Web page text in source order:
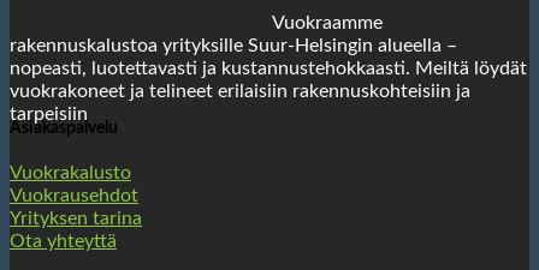
Vuokraamme
rakennuskalustoa yrityksille Suur-Helsingin alueella –
nopeasti, luotettavasti ja kustannustehokkaasti. Meiltä löydät
vuokrakoneet ja telineet erilaisiin rakennuskohteisiin ja
tarpeisiin
Asiakaspalvelu
Vuokrakalusto
Vuokrausehdot
Yrityksen tarina
Ota yhteyttä